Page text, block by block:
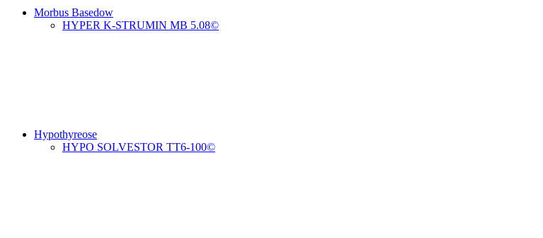
Morbus Basedow
HYPER K-STRUMIN MB 5.08©
Hypothyreose
HYPO SOLVESTOR TT6-100©